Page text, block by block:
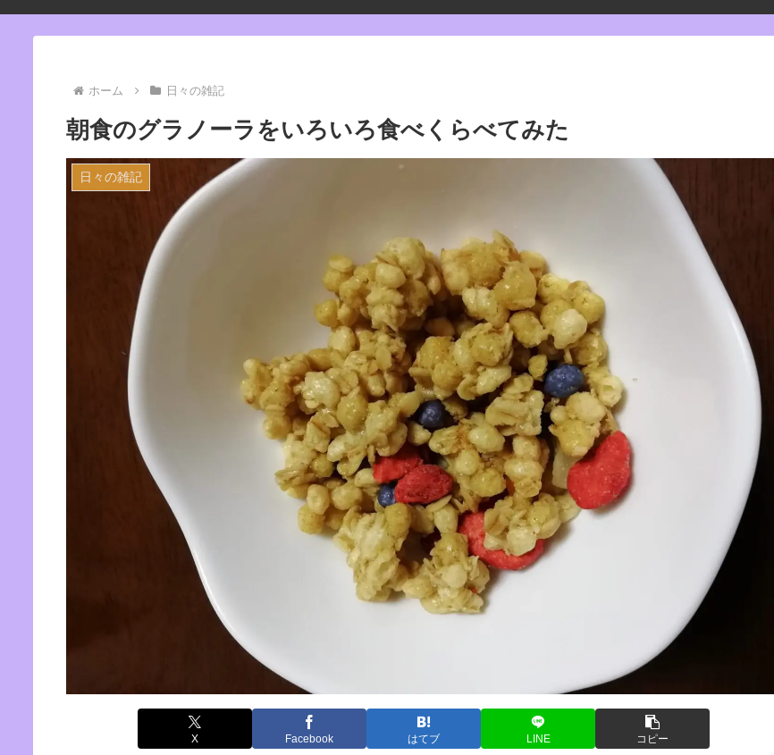
ホーム 日々の雑記
朝食のグラノーラをいろいろ食べくらべてみた
日々の雑記
X Facebook はてブ LINE コピー